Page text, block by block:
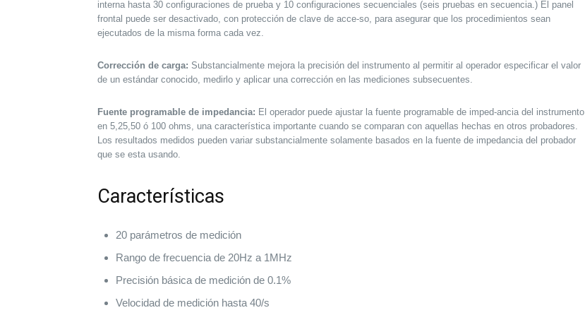
interna hasta 30 configuraciones de prueba y 10 configuraciones secuenciales (seis pruebas en secuencia.) El panel
frontal puede ser desactivado, con protección de clave de acce-so, para asegurar que los procedimientos sean
ejecutados de la misma forma cada vez.
Corrección de carga: Substancialmente mejora la precisión del instrumento al permitir al operador especificar el valor
de un estándar conocido, medirlo y aplicar una corrección en las mediciones subsecuentes.
Fuente programable de impedancia: El operador puede ajustar la fuente programable de imped-ancia del instrumento
en 5,25,50 ó 100 ohms, una característica importante cuando se comparan con aquellas hechas en otros probadores.
Los resultados medidos pueden variar substancialmente solamente basados en la fuente de impedancia del probador
que se esta usando.
Características
20 parámetros de medición
Rango de frecuencia de 20Hz a 1MHz
Precisión básica de medición de 0.1%
Velocidad de medición hasta 40/s